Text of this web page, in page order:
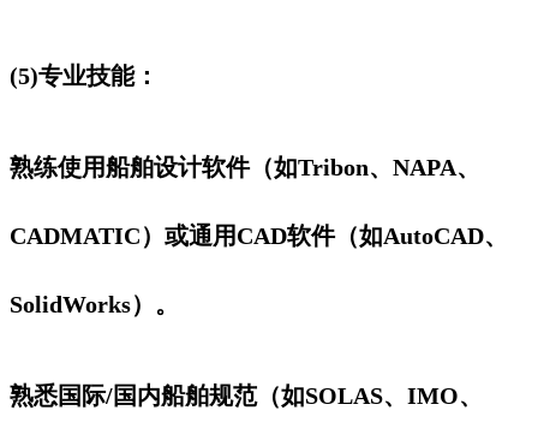
(5)专业技能：
熟练使用船舶设计软件（如Tribon、NAPA、
CADMATIC）或通用CAD软件（如AutoCAD、
SolidWorks）。
熟悉国际/国内船舶规范（如SOLAS、IMO、